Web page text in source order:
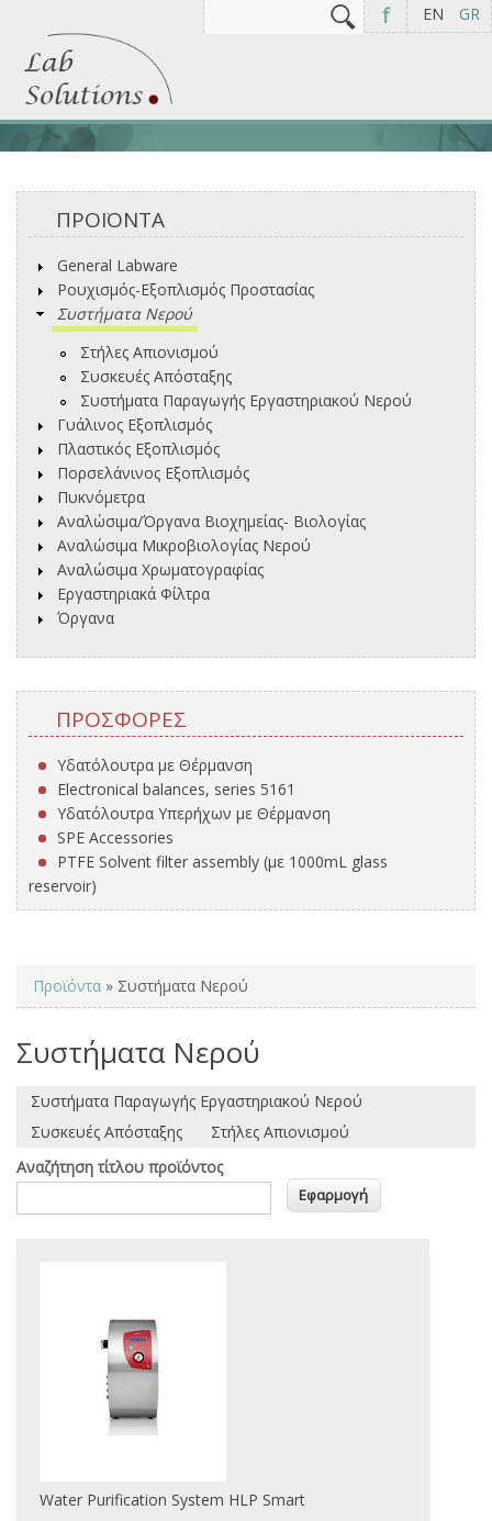
EN GR
f
Φόρμα αναζήτησης
ΠΡΟΪΟΝΤΑ
General Labware
Ρουχισμός-Εξοπλισμός Προστασίας
Συστήματα Νερού
Στήλες Απιονισμού
Συσκευές Απόσταξης
Συστήματα Παραγωγής Εργαστηριακού Νερού
Γυάλινος Εξοπλισμός
Πλαστικός Εξοπλισμός
Πορσελάνινος Εξοπλισμός
Πυκνόμετρα
Αναλώσιμα/Όργανα Βιοχημείας- Βιολογίας
Αναλώσιμα Μικροβιολογίας Νερού
Αναλώσιμα Χρωματογραφίας
Εργαστηριακά Φίλτρα
Όργανα
ΠΡΟΣΦΟΡΈΣ
Υδατόλουτρα με Θέρμανση
Electronical balances, series 5161
Υδατόλουτρα Υπερήχων με Θέρμανση
SPE Accessories
PTFE Solvent filter assembly (με 1000mL glass
reservoir)
You are here
Προϊόντα » Συστήματα Νερού
Συστήματα Νερού
Συστήματα Παραγωγής Εργαστηριακού Νερού
Συσκευές Απόσταξης
Στήλες Απιονισμού
Αναζήτηση τίτλου προϊόντος
Water Purification System HLP Smart